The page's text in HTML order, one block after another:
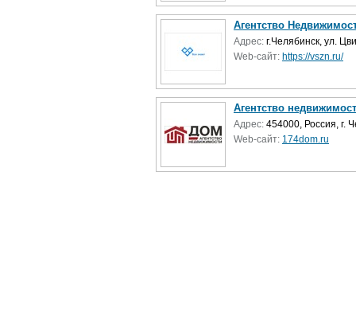
Агентство
Адрес: г.Челябинск, ул.
Web-сайт: https://vszn.ru/
Агентство
Адрес: 454000, Россия, г.
Web-сайт: 174dom.ru